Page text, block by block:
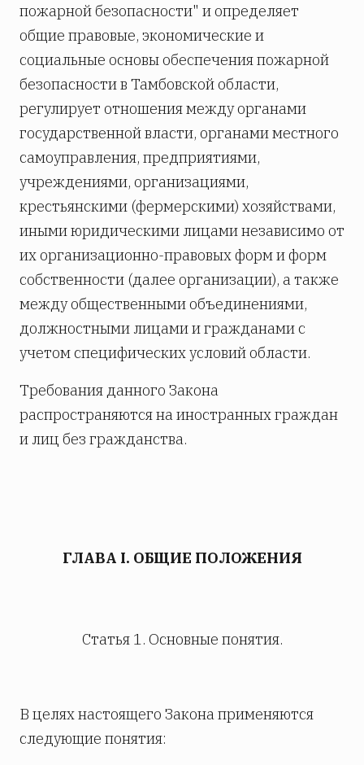
пожарной безопасности" и определяет
общие правовые, экономические и
социальные основы обеспечения пожарной
безопасности в Тамбовской области,
регулирует отношения между органами
государственной власти, органами местного
самоуправления, предприятиями,
учреждениями, организациями,
крестьянскими (фермерскими) хозяйствами,
иными юридическими лицами независимо от
их организационно-правовых форм и форм
собственности (далее организации), а также
между общественными объединениями,
должностными лицами и гражданами с
учетом специфических условий области.
Требования данного Закона
распространяются на иностранных граждан
и лиц без гражданства.
ГЛАВА I. ОБЩИЕ ПОЛОЖЕНИЯ
Статья 1. Основные понятия.
В целях настоящего Закона применяются
следующие понятия: